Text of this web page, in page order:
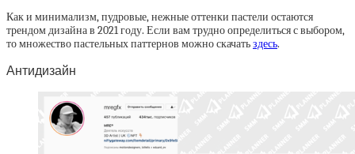
Как и минимализм, пудровые, нежные оттенки пастели остаются
трендом дизайна в 2021 году. Если вам трудно определиться с выбором,
то множество пастельных паттернов можно скачатьздесь.
Антидизайн